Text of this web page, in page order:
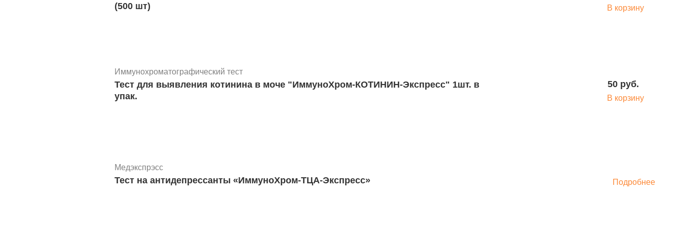
(500 шт)
В корзину
Иммунохроматографический тест
Тест для выявления котинина в моче "ИммуноХром-КОТИНИН-Экспресс" 1шт. в
упак.
50 руб.
В корзину
Медэкспрэсс
Тест на антидепрессанты «ИммуноХром-ТЦА-Экспресс» Подробнее